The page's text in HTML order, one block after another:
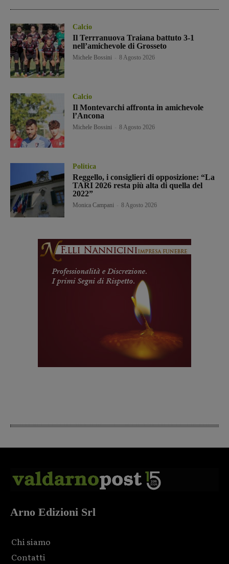
Calcio
Il Terrranuova Traiana battuto 3-1
nell’amichevole di Grosseto
Michele Bossini 8 Agosto 2026
Calcio
Il Montevarchi affronta in amichevole
l’Ancona
Michele Bossini 8 Agosto 2026
Politica
Reggello, i consiglieri di opposizione: “La
TARI 2026 resta più alta di quella del
2022”
Monica Campani 8 Agosto 2026
Arno Edizioni Srl
Chi siamo
Contatti